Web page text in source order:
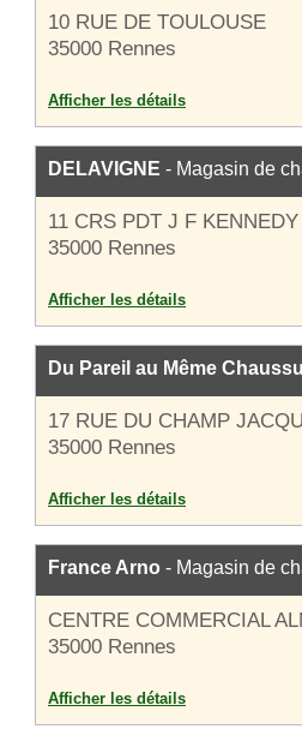
10 RUE DE TOULOUSE
35000 Rennes
Afficher les détails
DELAVIGNE - Magasin de
11 CRS PDT J F KENNEDY
35000 Rennes
Afficher les détails
Du Pareil au Même
17 RUE DU CHAMP
35000 Rennes
Afficher les détails
France Arno - Magasin de
CENTRE COMMERCIAL
35000 Rennes
Afficher les détails